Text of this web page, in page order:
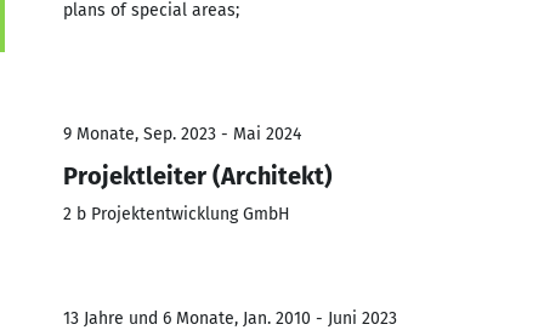
plans of special areas;
9 Monate, Sep. 2023 - Mai 2024
Projektleiter (Architekt)
2 b Projektentwicklung GmbH
13 Jahre und 6 Monate, Jan. 2010 - Juni 2023